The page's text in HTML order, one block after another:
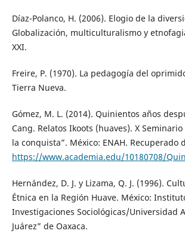
Díaz-Polanco, H. (2006). Elogio de la
Globalización, multiculturalismo y
XXI.
Freire, P. (1970). La pedagogía del
Tierra Nueva.
Gómez, M. L. (2014). Quinientos años
Cang. Relatos Ikoots (huaves). X
la conquista”. México: ENAH. Recuperado
https://www.academia.edu/10180708/
Hernández, D. J. y Lizama, Q. J. (1996).
Étnica en la Región Huave. México:
Investigaciones Sociológicas/Universidad
Juárez” de Oaxaca.